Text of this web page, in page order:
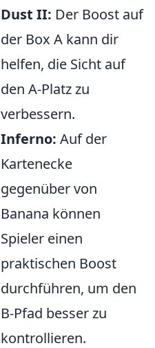
Dust II: Der Boost auf
der Box A kann dir
helfen, die Sicht auf
den A-Platz zu
verbessern.
Inferno: Auf der
Kartenecke
gegenüber von
Banana können
Spieler einen
praktischen Boost
durchführen, um den
B-Pfad besser zu
kontrollieren.